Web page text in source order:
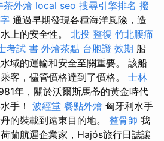
茶外燴 local seo 搜尋引擎排名 撥
通過早期發現各種海洋風險，造
上的安全性。 北投 整復 竹北腰痛
考試 書 外燴茶點 台胞證 效期 船
域的運輸和安全至關重要。 該船
客，儘管價格達到了價格。 士林
年，關於沃爾斯馬蒂的黃金時代
手！ 波經堂 餐點外燴 匈牙利水手
的裝載到遠東目的地。 整骨師 我
蘭航運企業家，Hajós旅行日誌讓